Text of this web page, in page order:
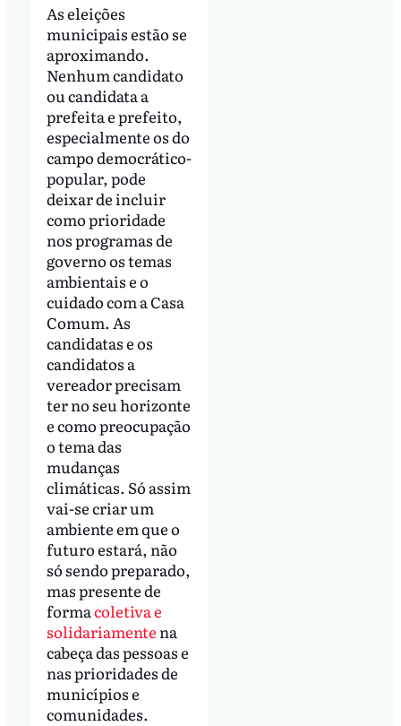
As eleições
municipais estão se
aproximando.
Nenhum candidato
ou candidata a
prefeita e prefeito,
especialmente os do
campo democrático-
popular, pode
deixar de incluir
como prioridade
nos programas de
governo os temas
ambientais e o
cuidado com a Casa
Comum. As
candidatas e os
candidatos a
vereador precisam
ter no seu horizonte
e como preocupação
o tema das
mudanças
climáticas. Só assim
vai-se criar um
ambiente em que o
futuro estará, não
só sendo preparado,
mas presente de
formacoletiva e
solidariamente na
cabeça das pessoas e
nas prioridades de
municípios e
comunidades.